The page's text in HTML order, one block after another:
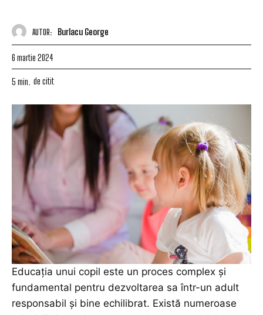
AUTOR: Burlacu George
6 martie 2024
5 min. de citit
Educația unui copil este un proces complex și
fundamental pentru dezvoltarea sa într-un adult
responsabil și bine echilibrat. Există numeroase